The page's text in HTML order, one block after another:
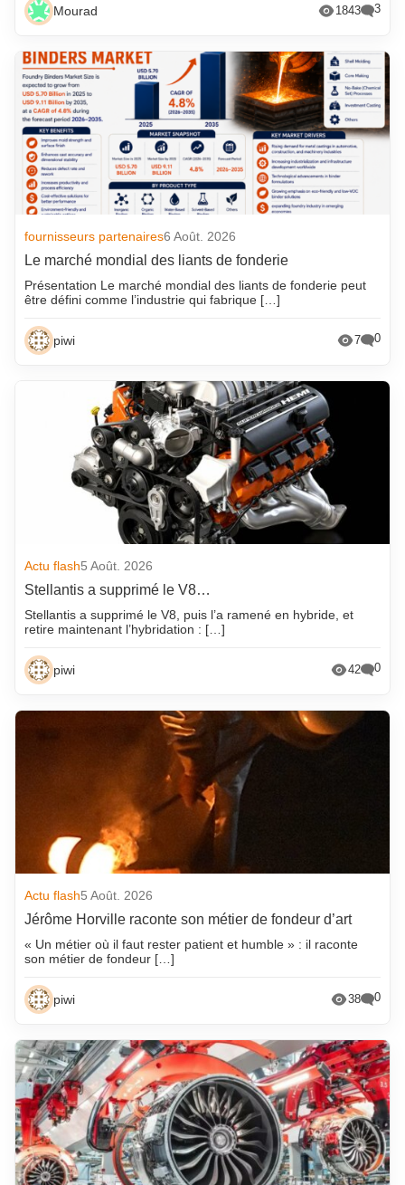
Mourad 1843 3
fournisseurs partenaires6 Août. 2026
Le marché mondial des liants de fonderie
Présentation Le marché mondial des liants de fonderie peut
être défini comme l’industrie qui fabrique […]
piwi 7 0
Actu flash5 Août. 2026
Stellantis a supprimé le V8…
Stellantis a supprimé le V8, puis l’a ramené en hybride, et
retire maintenant l’hybridation : […]
piwi 42 0
Actu flash5 Août. 2026
Jérôme Horville raconte son métier de fondeur d’art
« Un métier où il faut rester patient et humble » : il raconte
son métier de fondeur […]
piwi 38 0